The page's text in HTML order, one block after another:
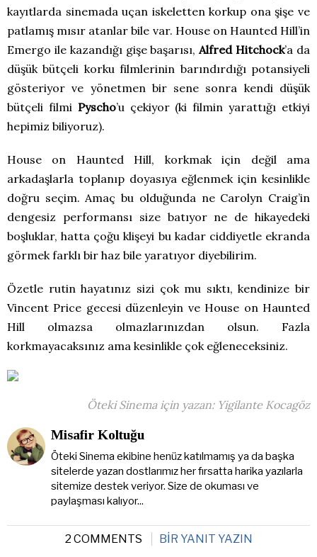
kayıtlarda sinemada uçan iskeletten korkup ona şişe ve
patlamış mısır atanlar bile var. House on Haunted Hill’in
Emergo ile kazandığı gişe başarısı,Alfred Hitchock’a da
düşük bütçeli korku filmlerinin barındırdığı potansiyeli
gösteriyor ve yönetmen bir sene sonra kendi düşük
bütçeli filmi Pyscho’u çekiyor (ki filmin yarattığı etkiyi
hepimiz biliyoruz).
House on Haunted Hill, korkmak için değil ama
arkadaşlarla toplanıp doyasıya eğlenmek için kesinlikle
doğru seçim. Amaç bu olduğunda ne Carolyn Craig’in
dengesiz performansı size batıyor ne de hikayedeki
boşluklar, hatta çoğu klişeyi bu kadar ciddiyetle ekranda
görmek farklı bir haz bile yaratıyor diyebilirim.
Özetle rutin hayatınız sizi çok mu sıktı, kendinize bir
Vincent Price gecesi düzenleyin ve House on Haunted
Hill olmazsa olmazlarınızdan olsun. Fazla
korkmayacaksınız ama kesinlikle çok eğleneceksiniz.
Öteki Sinema için yazan: Yigilante Kocagöz
Misafir Koltuğu
Öteki Sinema ekibine henüz katılmamış ya da başka
sitelerde yazan dostlarımız her fırsatta harika yazılarla
sitemize destek veriyor. Size de okuması ve
paylaşması kalıyor...
2 COMMENTS BIR YANIT YAZIN